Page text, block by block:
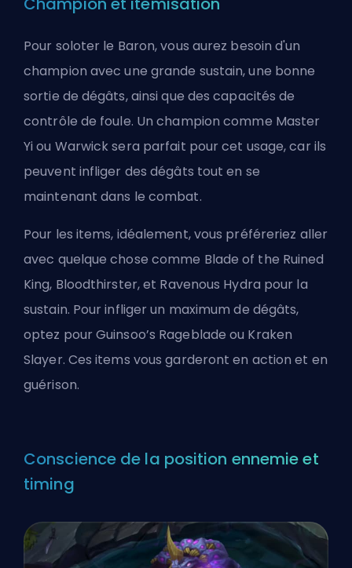
Pour soloter le Baron, vous aurez besoin d'un
champion avec une grande sustain, une bonne
sortie de dégâts, ainsi que des capacités de
contrôle de foule. Un champion comme Master
Yi ou Warwick sera parfait pour cet usage, car ils
peuvent infliger des dégâts tout en se
maintenant dans le combat.
Pour les items, idéalement, vous préféreriez aller
avec quelque chose comme Blade of the Ruined
King, Bloodthirster, et Ravenous Hydra pour la
sustain. Pour infliger un maximum de dégâts,
optez pour Guinsoo’s Rageblade ou Kraken
Slayer. Ces items vous garderont en action et en
guérison.
Conscience de la position ennemie et
timing